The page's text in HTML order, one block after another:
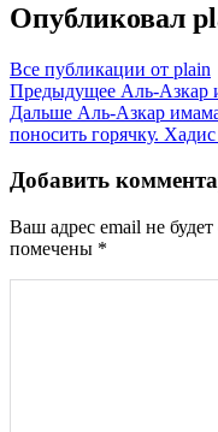
Опубликовал
Все публикации от plain
Навигация
по
Предыдущее Аль-Азкар
Дальше Аль-Азкар
поносить горячку.
Добавить
Ваш адрес email не
помечены *